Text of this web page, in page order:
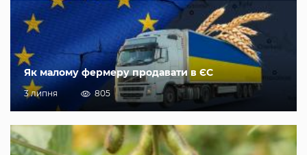
Як малому фермеру продавати в ЄС
3 липня 805